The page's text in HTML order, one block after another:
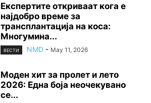
Експертите откриваат кога е
најдобро време за
трансплантација на коса:
Многумина...
ВЕСТИ NMD - May 11, 2026
Моден хит за пролет и лето
2026: Една боја неочекувано
се...